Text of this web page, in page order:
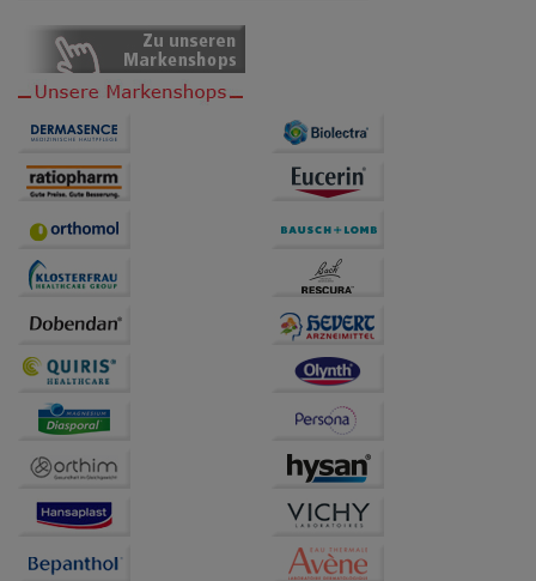
anzuzeigen und unser Partnerprogramm zu
betreiben.
Statistik & Tracking:Hierüber lassen sich
Informationen über die Art und Weise der Nutzung
unserer Website sammeln, mit deren Hilfe wir unsere
auf unserer Website aber auch die Werbung auf
Drittseiten möglichst relevant für Sie zu gestalten.
Bitte beachten Sie, dass Daten hierfür teilweise an